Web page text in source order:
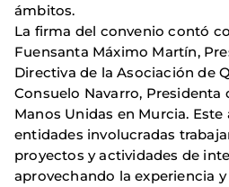
ámbitos.
La firma del convenio contó
Fuensanta Máximo Martín,
Directiva de la Asociación de
Consuelo Navarro, Presidenta
Manos Unidas en Murcia.
entidades involucradas
proyectos y actividades de
aprovechando la experiencia